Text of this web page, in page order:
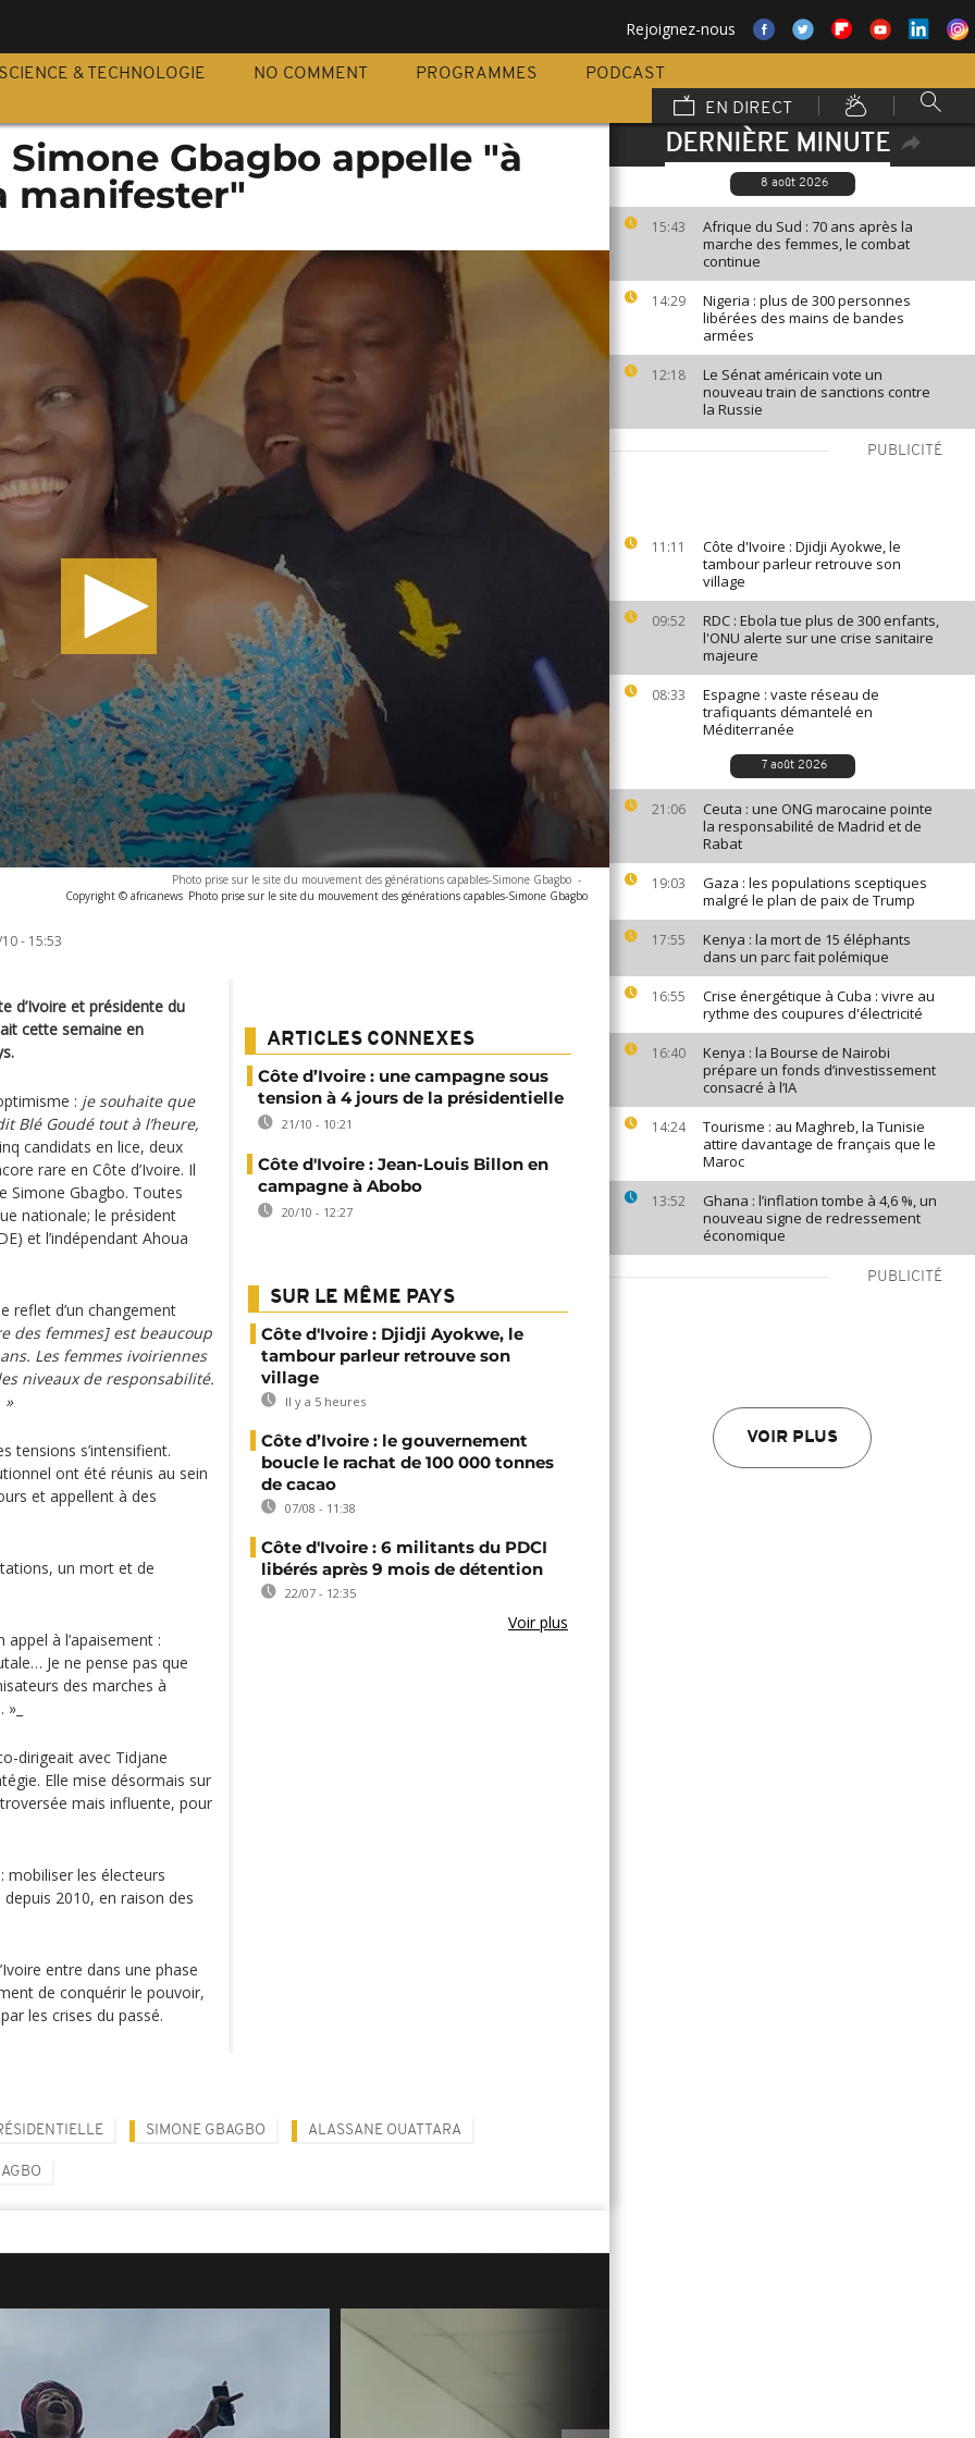
Rejoignez-nous
SCIENCE & TECHNOLOGIE NO COMMENT PROGRAMMES
PODCAST
EN DIRECT
DERNIÈRE MINUTE
8 août 2026
15:43
Afrique du Sud : 70 ans après la
marche des femmes, le combat
continue
14:29
Nigeria : plus de 300 personnes
libérées des mains de bandes
armées
12:18
Le Sénat américain vote un
nouveau train de sanctions contre
la Russie
PUBLICITÉ
11:11
Côte d'Ivoire : Djidji Ayokwe, le
tambour parleur retrouve son
village
09:52
RDC : Ebola tue plus de 300 enfants,
l'ONU alerte sur une crise sanitaire
majeure
08:33
Espagne : vaste réseau de
trafiquants démantelé en
Méditerranée
7 août 2026
21:06
Ceuta : une ONG marocaine pointe
la responsabilité de Madrid et de
Rabat
19:03
Gaza : les populations sceptiques
malgré le plan de paix de Trump
17:55
Kenya : la mort de 15 éléphants
dans un parc fait polémique
16:55
Crise énergétique à Cuba : vivre au
rythme des coupures d'électricité
16:40
Kenya : la Bourse de Nairobi
prépare un fonds d’investissement
consacré à l’IA
14:24
Tourisme : au Maghreb, la Tunisie
attire davantage de français que le
Maroc
13:52
Ghana : l’inflation tombe à 4,6 %, un
nouveau signe de redressement
économique
PUBLICITÉ
VOIR PLUS
Simone Gbagbo appelle "à
manifester"
Photo prise sur le site du mouvement des générations capables-Simone Gbagbo -
Copyright © africanews Photo prise sur le site du mouvement des générations capables-Simone Gbagbo
- 15:53
d’Ivoire et présidente du
cette semaine en
: je souhaite que
Blé Goudé tout à l’heure,
candidats en lice, deux
rare en Côte d’Ivoire. Il
Simone Gbagbo. Toutes
nationale; le président
et l’indépendant Ahoua
reflet d’un changement
des femmes] est beaucoup
Les femmes ivoiriennes
niveaux de responsabilité.
»
tensions s’intensifient.
ont été réunis au sein
et appellent à des
un mort et de
à l’apaisement :
Je ne pense pas que
des marches à
dirigeait avec Tidjane
Elle mise désormais sur
mais influente, pour
mobiliser les électeurs
2010, en raison des
entre dans une phase
de conquérir le pouvoir,
les crises du passé.
ARTICLES CONNEXES
Côte d’Ivoire : une campagne sous
tension à 4 jours de la présidentielle
21/10 - 10:21
Côte d'Ivoire : Jean-Louis Billon en
campagne à Abobo
20/10 - 12:27
SUR LE MÊME PAYS
Côte d'Ivoire : Djidji Ayokwe, le
tambour parleur retrouve son
village
Il y a 5 heures
Côte d’Ivoire : le gouvernement
boucle le rachat de 100 000 tonnes
de cacao
07/08 - 11:38
Côte d'Ivoire : 6 militants du PDCI
libérés après 9 mois de détention
22/07 - 12:35
Voir plus
SIMONE GBAGBO ALASSANE OUATTARA